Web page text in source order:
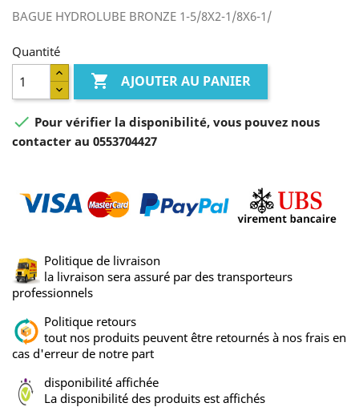
BAGUE HYDROLUBE BRONZE 1-5/8X2-1/8X6-1/
Quantité
 AJOUTER AU PANIER
 Pour vérifier la disponibilité, vous pouvez nous
contacter au 0553704427
Politique de livraison
la livraison sera assuré par des transporteurs
professionnels
Politique retours
tout nos produits peuvent être retournés à nos frais en
cas d'erreur de notre part
disponibilité affichée
La disponibilité des produits est affichés